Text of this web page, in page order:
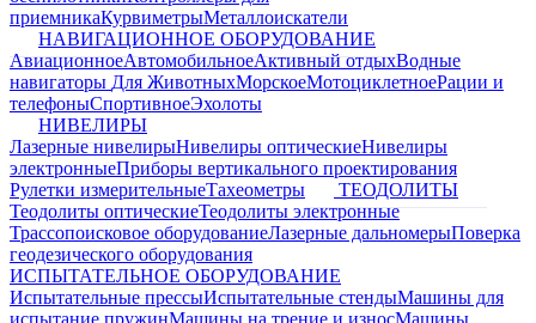
приемникаКурвиметрыМеталлоискатели
НАВИГАЦИОННОЕ ОБОРУДОВАНИЕ
АвиационноеАвтомобильноеАктивный отдыхВодные
навигаторы Для ЖивотныхМорскоеМотоциклетноеРации и
телефоныСпортивноеЭхолоты
НИВЕЛИРЫ
Лазерные нивелирыНивелиры оптическиеНивелиры
электронныеПриборы вертикального проектирования
Рулетки измерительныеТахеометры
ТЕОДОЛИТЫ
Теодолиты оптическиеТеодолиты электронные
Трассопоисковое оборудованиеЛазерные дальномерыПоверка
геодезического оборудования
ИСПЫТАТЕЛЬНОЕ ОБОРУДОВАНИЕ
Испытательные прессыИспытательные стендыМашины для